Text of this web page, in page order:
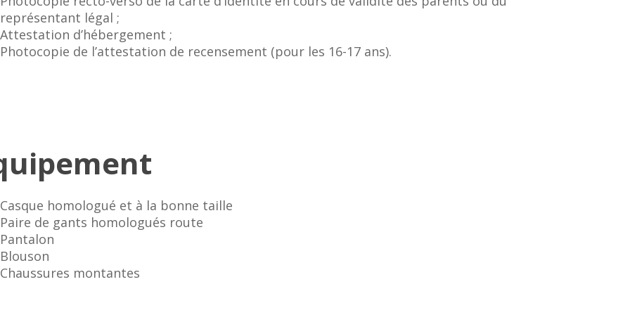
représentant légal ;
Attestation d’hébergement ;
Photocopie de l’attestation de recensement (pour les 16-17 ans).
Casque homologué et à la bonne taille
Paire de gants homologués route
Pantalon
Blouson
Chaussures montantes